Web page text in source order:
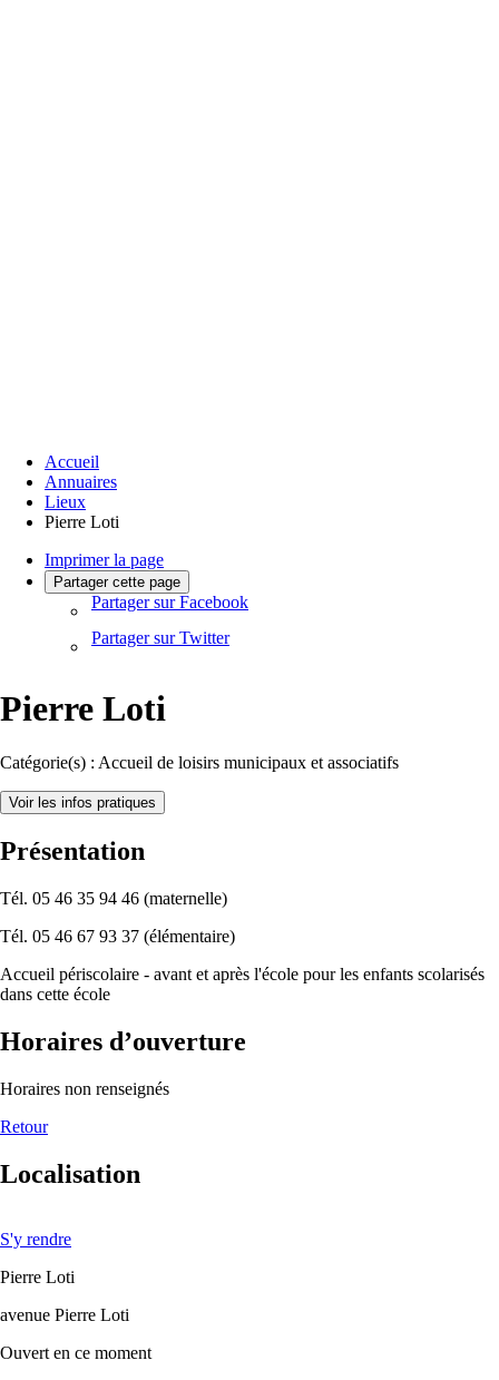
Accueil
Annuaires
Lieux
Pierre Loti
Imprimer la page
Partager cette page
Partager sur Facebook
Partager sur Twitter
Pierre Loti
Catégorie(s) : Accueil de loisirs municipaux et associatifs
Voir les infos pratiques
Présentation
Tél. 05 46 35 94 46 (maternelle)
Tél. 05 46 67 93 37 (élémentaire)
Accueil périscolaire - avant et après l'école pour les enfants scolarisés
dans cette école
Horaires d’ouverture
Horaires non renseignés
Retour
Localisation
S'y rendre
Pierre Loti
avenue Pierre Loti
Ouvert en ce moment